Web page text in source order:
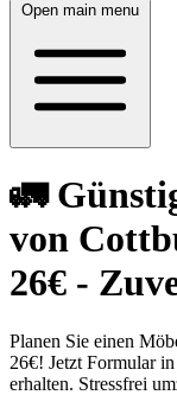
Open main menu
🚛
von
26€ -
Planen Sie einen
26€! Jetzt Formular
erhalten. Stressfrei